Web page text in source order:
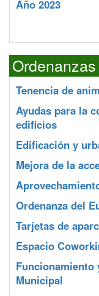
Año 2023
Tenencia de
Ayudas para la
edificios
Edificación y
Mejora de la
Ordenanza del
Tarjetas de
Espacio
Municipal